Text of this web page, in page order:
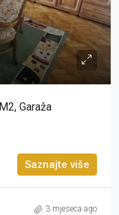
Garaža
Saznajte više
3 mjeseca ago